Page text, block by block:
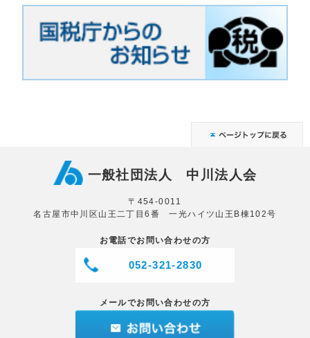
一般社団法人 中川法人会
〒454-0011
名古屋市中川区山王二丁目6番 一光ハイツ山王B棟102号
お電話でお問い合わせの方
052-321-2830
メールでお問い合わせの方